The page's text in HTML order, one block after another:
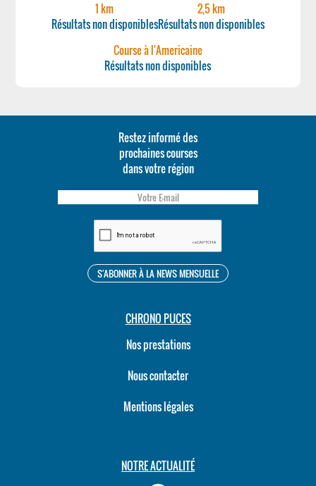
1 km
Résultats non disponibles
2,5 km
Résultats non disponibles
Course à l'Americaine
Résultats non disponibles
Restez informé des
prochaines courses
dans votre région
CHRONO PUCES
Nos prestations
Nous contacter
Mentions légales
NOTRE ACTUALITÉ